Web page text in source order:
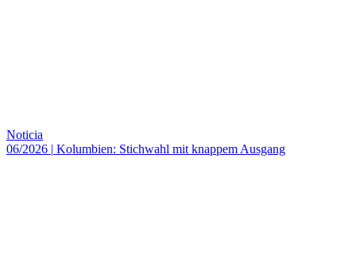
Noticia
06/2026 | Kolumbien: Stichwahl mit knappem Ausgang